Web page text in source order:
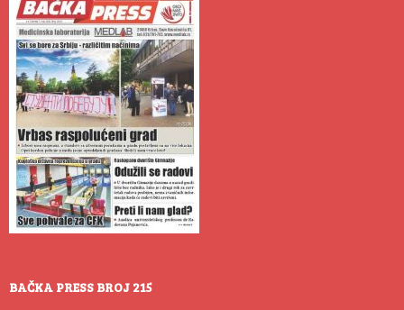
BAČKA PRESS BROJ 215